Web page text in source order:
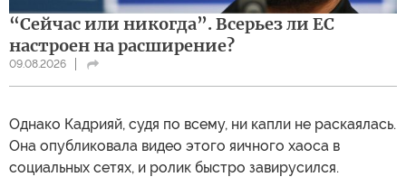
“Сейчас или никогда”. Всерьез ли ЕС
настроен на расширение?
09.08.2026
Однако Кадрияй, судя по всему, ни капли не раскаялась.
Она опубликовала видео этого яичного хаоса в
социальных сетях, и ролик быстро завирусился.